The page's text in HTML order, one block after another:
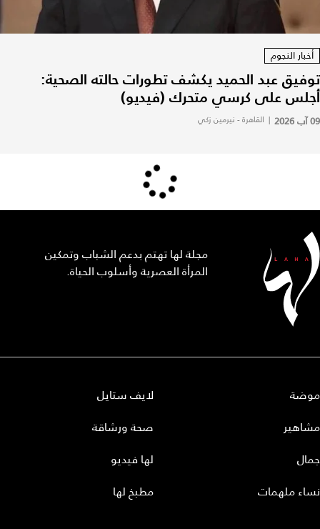
أخبار النجوم
توفيق عبد الحميد يكشف تطورات حالته الصحية:
أجلس على كرسي متحرك (فيديو)
09 آب 2026 | القاهرة - نيرمين زكي
مجلة لها تهتم بدعم الشباب وتمكين
المرأة العصرية وأسلوب الحياة.
موضة
مشاهير
جمال
نساء ملهمات
لايف ستايل
صحة ورشاقة
لها فيديو
مطبخ لها